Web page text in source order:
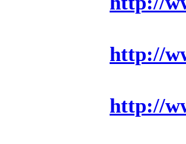
http://
http://